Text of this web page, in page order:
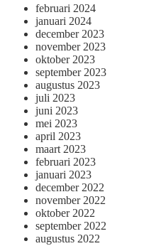
februari 2024
januari 2024
december 2023
november 2023
oktober 2023
september 2023
augustus 2023
juli 2023
juni 2023
mei 2023
april 2023
maart 2023
februari 2023
januari 2023
december 2022
november 2022
oktober 2022
september 2022
augustus 2022